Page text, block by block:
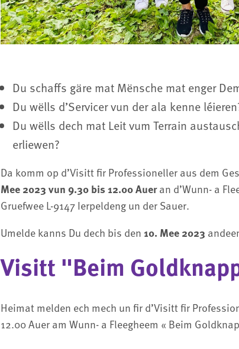
Du schaffs gäre mat Mënsche mat enger
Du wëlls d’Servicer vun der ala kenne
Du wëlls dech mat Leit vum Terrain
erliewen?
Da komm op d’Visitt fir Professioneller aus dem
Mee 2023 vun 9.30 bis 12.00 Aueran d’Wunn- a
Gruefwee L-9147 Ierpeldeng un der Sauer.
Umelde kanns Du dech bis den10. Mee 2023
Visitt "Beim
Heimat melden ech mech un fir d’Visitt fir
12.00 Auer am Wunn- a Fleegheem « Beim